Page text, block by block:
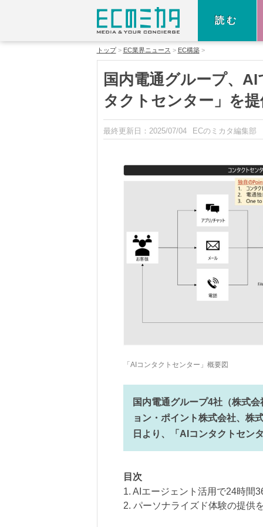
読む
トップ EC業界ニュース EC構築
国内電通グループ、
タクトセンター」を提
最終更新日： 2025/07/04 ECのミカタ編集部
「AIコンタクトセンター」概要図
国内電通グループ4社（株式
ョン・ポイント株式会社、株
日より、「AIコンタクトセン
目次
1. AIエージェント活用で24時間
2. パーソナライズド体験の提供